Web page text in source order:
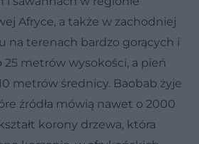
Afryce, a także w zachodniej
na terenach bardzo gorących i
25 metrów wysokości, a pień
metrów średnicy. Baobab żyje
źródła mówią nawet o 2000
korony drzewa, która